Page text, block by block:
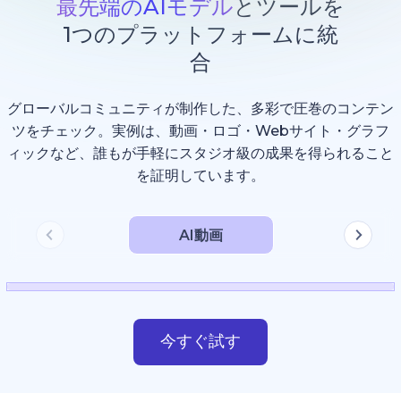
最先端のAIモデルとツールを
1つのプラットフォームに統
合
グローバルコミュニティが制作した、多彩で圧巻のコンテン
ツをチェック。実例は、動画・ロゴ・Webサイト・グラフ
ィックなど、誰もが手軽にスタジオ級の成果を得られること
を証明しています。
AI動画
今すぐ試す